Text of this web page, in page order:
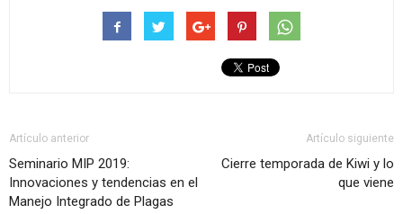
Artículo anterior
Seminario MIP 2019:
Innovaciones y tendencias en el
Manejo Integrado de Plagas
Artículo siguiente
Cierre temporada de Kiwi y lo
que viene